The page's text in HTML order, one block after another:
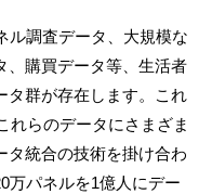
ル調査データ、大規模な
、購買データ等、生活者
タ群が存在します。これ
れらのデータにさまざま
タ統合の技術を掛け合わ
万パネルを1億人にデー